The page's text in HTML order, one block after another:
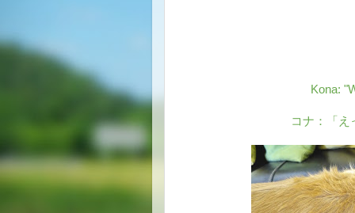
Kona:
コナ：「